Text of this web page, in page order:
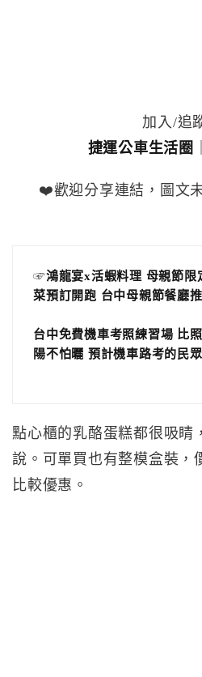
加入/追
捷運公車生活圈
❤️歡迎分享連結，圖文
☞鴻龍宴x活蝦料理 母親節限
菜預訂開跑 台中母親節餐廳
台中免費機車考照練習場 比
陽不怕曬 預計機車路考的民
點心櫃的乳酪蛋糕都很吸睛
說。可單買也有整模盒裝，
比較優惠。